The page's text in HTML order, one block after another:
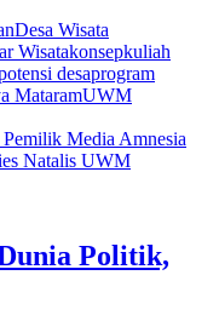
Desa Wisata
Wisatakonsepkuliah
desaprogram
MataramUWM
Natalis UWM
Politik,